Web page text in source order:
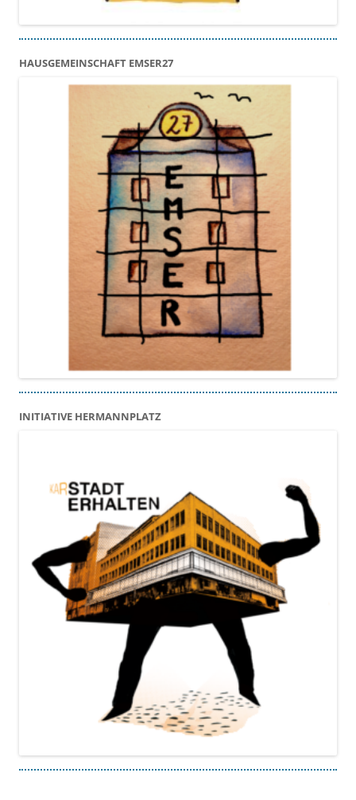
HAUSGEMEINSCHAFT EMSER27
INITIATIVE HERMANNPLATZ